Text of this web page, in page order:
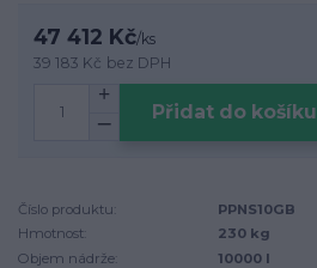
47 412 Kč/ks
39 183 Kč bez DPH
Přidat do košíku
Číslo produktu:
PPNS10GB
Hmotnost:
230 kg
Objem nádrže:
10000 l